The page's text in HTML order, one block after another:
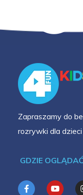
Zapraszamy do
rozrywki dla
GDZIE